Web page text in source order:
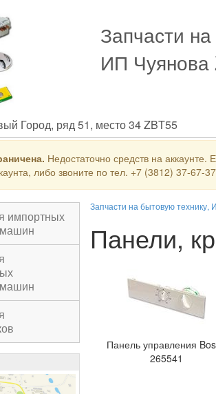
Город, ряд 51, место 34 ZBT55
Запчасти
ИП Чуянова
Недостаточно средств на
либо звоните по тел. +7 (3812) 37-67-
импортных
Запчасти на бытовую технику,
Панели,
Панель управления
265541